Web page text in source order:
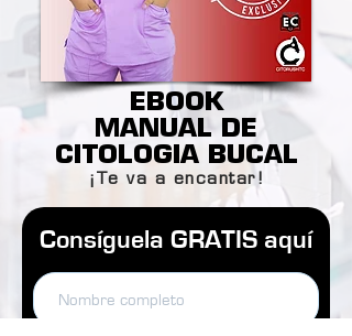
EBOOK
MANUAL DE
CITOLOGIA BUCAL
¡Te va a encantar!
Consíguela GRATIS aquí